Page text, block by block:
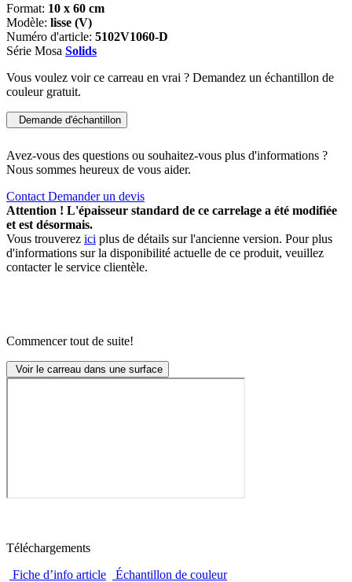
Format: 10 x 60 cm
Modèle: lisse (V)
Numéro d'article: 5102V1060-D
Série Mosa Solids
Vous voulez voir ce carreau en vrai ? Demandez un échantillon de
couleur gratuit.
Demande d'échantillon
Avez-vous des questions ou souhaitez-vous plus d'informations ?
Nous sommes heureux de vous aider.
Contact Demander un devis
Attention ! L'épaisseur standard de ce carrelage a été modifiée
et est désormais.
Vous trouverez ici plus de détails sur l'ancienne version. Pour plus
d'informations sur la disponibilité actuelle de ce produit, veuillez
contacter le service clientèle.
Commencer tout de suite!
Voir le carreau dans une surface
Téléchargements
Fiche d’info article
Échantillon de couleur